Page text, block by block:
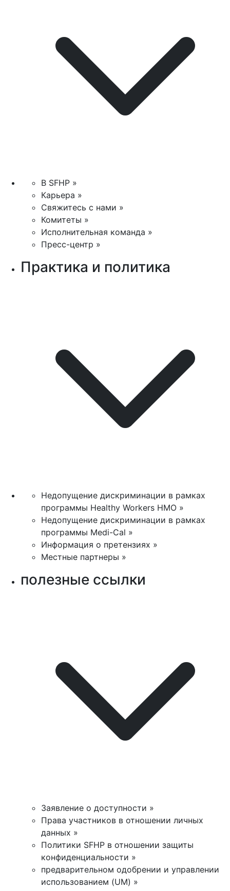
В SFHP »
Карьера »
Свяжитесь с нами »
Комитеты »
Исполнительная команда »
Пресс-центр »
Практика и политика
Недопущение дискриминации в рамках
программы Healthy Workers HMO »
Недопущение дискриминации в рамках
программы Medi-Cal »
Информация о претензиях »
Местные партнеры »
полезные ссылки
Заявление о доступности »
Права участников в отношении личных
данных »
Политики SFHP в отношении защиты
конфиденциальности »
предварительном одобрении и управлении
использованием (UM) »